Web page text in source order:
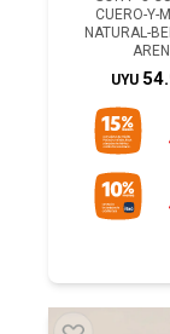
CUERO-Y-
NATURAL-
UYU